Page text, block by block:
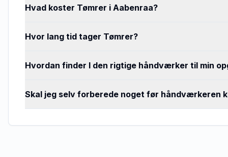
Hvad koster Tømrer i Aabenraa?
Hvor lang tid tager Tømrer?
Hvordan finder I den rigtige håndværker til min
Skal jeg selv forberede noget før håndværkeren